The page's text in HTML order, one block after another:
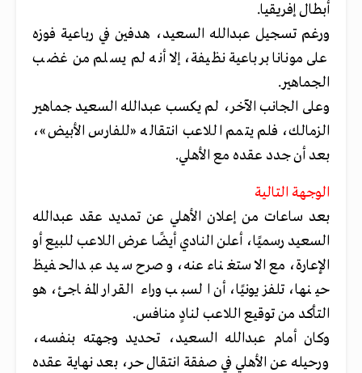
أبطال إفريقيا.
ورغم تسجيل عبدالله السعيد، هدفين في رباعية فوزه
على مونانا برباعية نظيفة، إلا أنه لم يسلم من غضب
الجماهير.
وعلى الجانب الآخر، لم يكسب عبدالله السعيد جماهير
الزمالك، فلم يتمم اللاعب انتقاله «للفارس الأبيض»،
بعد أن جدد عقده مع الأهلي.
الوجهة التالية
بعد ساعات من إعلان الأهلي عن تمديد عقد عبدالله
السعيد رسميًا، أعلن النادي أيضًا عرض اللاعب للبيع أو
الإعارة، مع الاستغناء عنه، وصرح سيد عبدالحفيظ
حينها، تلفزيونيًا، أن السبب وراء القرار المفاجئ، هو
التأكد من توقيع اللاعب لنادٍ منافس.
وكان أمام عبدالله السعيد، تحديد وجهته بنفسه،
ورحيله عن الأهلي في صفقة انتقال حر، بعد نهاية عقده